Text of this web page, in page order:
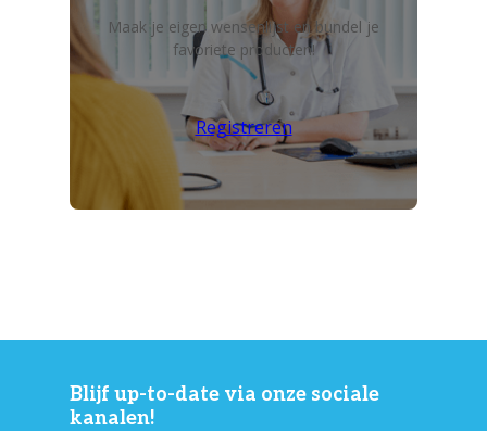
Maak je eigen wensenlijst en bundel je
favoriete producten!
Registreren
Blijf up-to-date via onze sociale
kanalen!